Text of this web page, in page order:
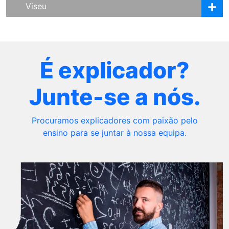
Viseu
É explicador?
Junte-se a nós.
Procuramos explicadores com paixão pelo
ensino para se juntar à nossa equipa.